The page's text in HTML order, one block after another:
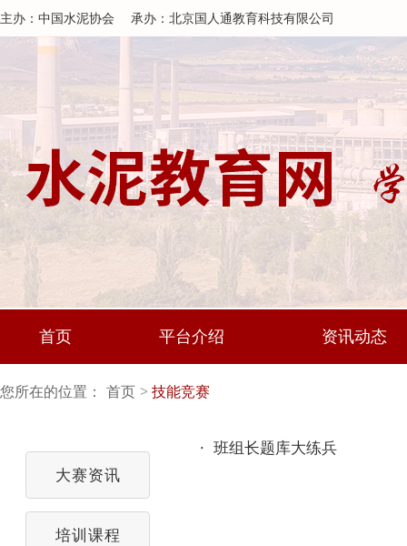
主办：中国水泥协会 承办：北京国人通教育科技有限公司
首页 平台介绍 资讯动态
您所在的位置： 首页 技能竞赛
大赛资讯
培训课程
· 班组长题库大练兵